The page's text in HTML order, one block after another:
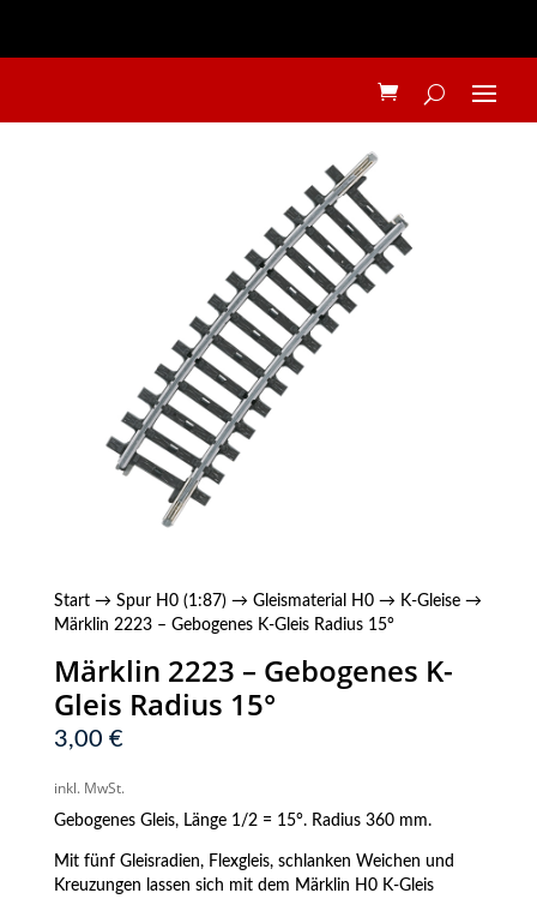
Start→ Spur H0 (1:87)→ Gleismaterial H0→ K-Gleise→
Märklin 2223 – Gebogenes K-Gleis Radius 15°
Märklin 2223 – Gebogenes K-
Gleis Radius 15°
3,00 €
inkl. MwSt.
Gebogenes Gleis, Länge 1/2 = 15°. Radius 360 mm.
Mit fünf Gleisradien, Flexgleis, schlanken Weichen und
Kreuzungen lassen sich mit dem Märklin H0 K-Gleis